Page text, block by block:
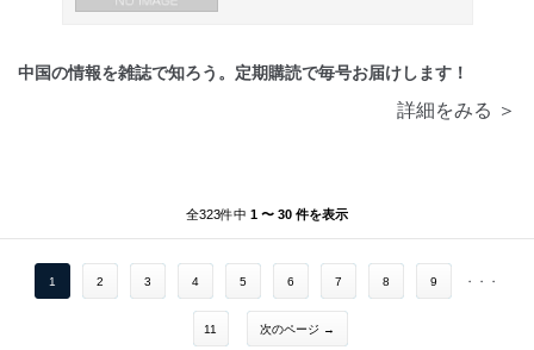
中国の情報を雑誌で知ろう。定期購読で毎号お届けします！
詳細をみる ＞
全323件中 1 〜 30 件を表示
1 2 3 4 5 6 7 8 9 ・・・
11 次のページ →